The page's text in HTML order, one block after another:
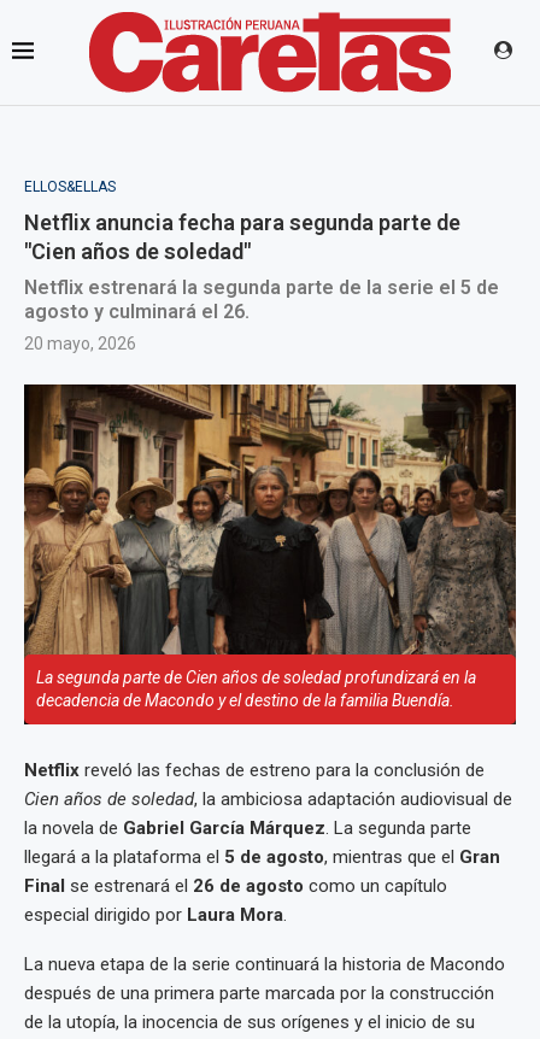
ELLOS&ELLAS
Netflix anuncia fecha para segunda parte de
"Cien años de soledad"
Netflix estrenará la segunda parte de la serie el 5 de
agosto y culminará el 26.
20 mayo, 2026
La segunda parte de Cien años de soledad profundizará en la
decadencia de Macondo y el destino de la familia Buendía.
Netflix reveló las fechas de estreno para la conclusión de
Cien años de soledad, la ambiciosa adaptación audiovisual de
la novela de Gabriel García Márquez. La segunda parte
llegará a la plataforma el 5 de agosto, mientras que el Gran
Final se estrenará el 26 de agosto como un capítulo
especial dirigido por Laura Mora.
La nueva etapa de la serie continuará la historia de Macondo
después de una primera parte marcada por la construcción
de la utopía, la inocencia de sus orígenes y el inicio de su